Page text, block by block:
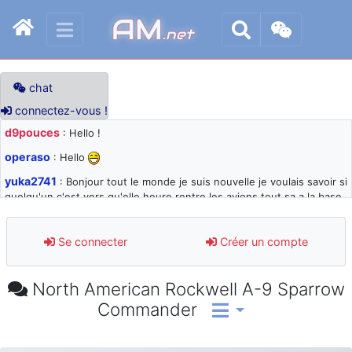
AM.net
chat
connectez-vous !
d9pouces : Hello !
operaso : Hello
yuka2741 : Bonjour tout le monde je suis nouvelle je voulais savoir si
quelqu'un c'est vers qu'elle heure rentre les avions tout sa a la base
d9pouces: désolé pour les quelques blocages du site ces derniers
jours : je teste des méthodes contre le spam et les bots trop nocifs
paxwax : Super, la nouvelle bannière
Se connecter Créer un compte
North American Rockwell A-9 Sparrow
Commander